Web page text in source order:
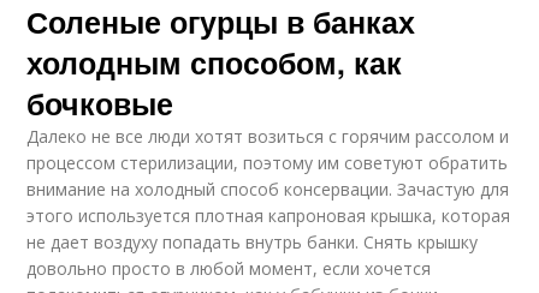
Соленые огурцы в банках
холодным способом, как
бочковые
Далеко не все люди хотят возиться с горячим рассолом и
процессом стерилизации, поэтому им советуют обратить
внимание на холодный способ консервации. Зачастую для
этого используется плотная капроновая крышка, которая
не дает воздуху попадать внутрь банки. Снять крышку
довольно просто в любой момент, если хочется